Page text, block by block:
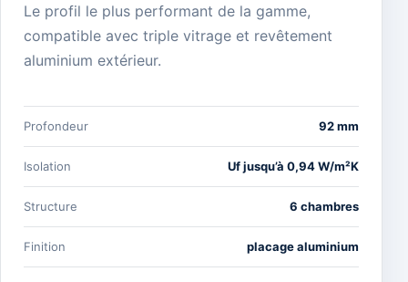
Le profil le plus performant de la gamme,
compatible avec triple vitrage et revêtement
aluminium extérieur.
Profondeur 92 mm
Isolation Uf jusqu’à 0,94 W/m²K
Structure 6 chambres
Finition placage aluminium